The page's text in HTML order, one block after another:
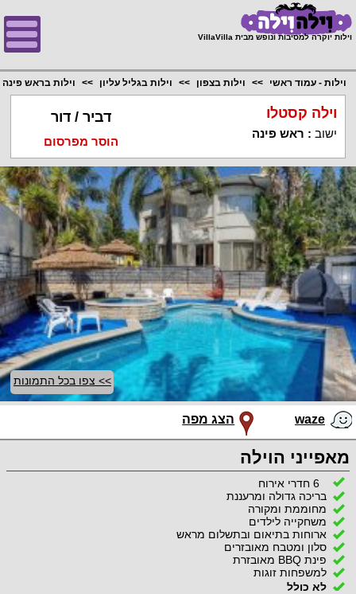
וילות יוקרה למסיבות ונופש מבית VillaVilla
וילות - עמוד ראשי וילות בצפון וילות בגליל עליון וילות בראש פינה
וילה קסטלו
ישוב : ראש פינה
דביר / דור
הוסר מפרסום
>> צפו בכל התמונות
waze הצג מפה
מאפייני הוילה
6 חדרי אירוח
בריכה גדולה ומרעננת
מחוממת ומקורה
משחקייה לילדים
ארוחות בתיאום ובתשלום מראש
סלון ומטבח מאובזרים
פינת BBQ מאובזרת
למשפחות זוגות
לא כולל